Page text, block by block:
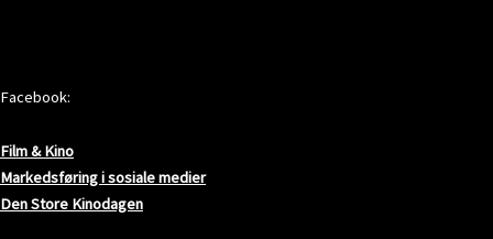
Facebook:
Film & Kino
Markedsføring i sosiale medier
Den Store Kinodagen